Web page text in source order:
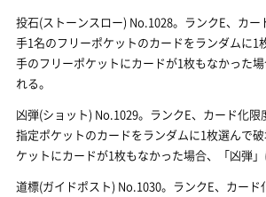
投石(ストーンスロー) No.1028。ランクE、カー
手1名のフリーポケットのカードをランダムに1
手のフリーポケットにカードが1枚もなかった
れる。
凶弾(ショット) No.1029。ランクE、カード化限
指定ポケットのカードをランダムに1枚選んで
ケットにカードが1枚もなかった場合、「凶弾」
道標(ガイドポスト) No.1030。ランクE、カード